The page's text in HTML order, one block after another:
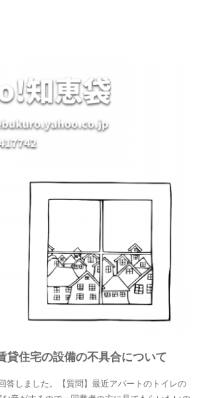
貸住宅の設備の不具合について
答しました。【質問】最近アパートのトイレの